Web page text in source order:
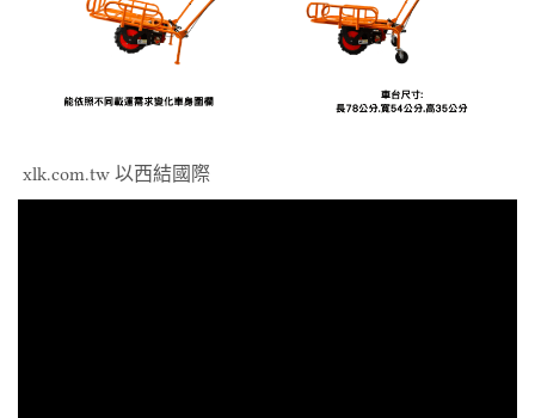
xlk.com.tw 以西結國際